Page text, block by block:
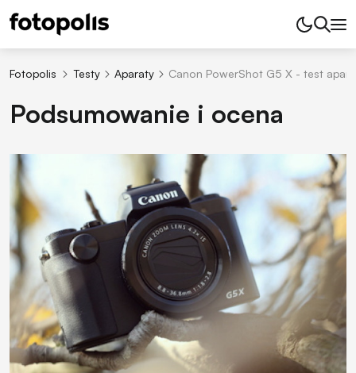
Fotopolis Testy Aparaty Canon PowerShot G5 X - test
Podsumowanie i ocena